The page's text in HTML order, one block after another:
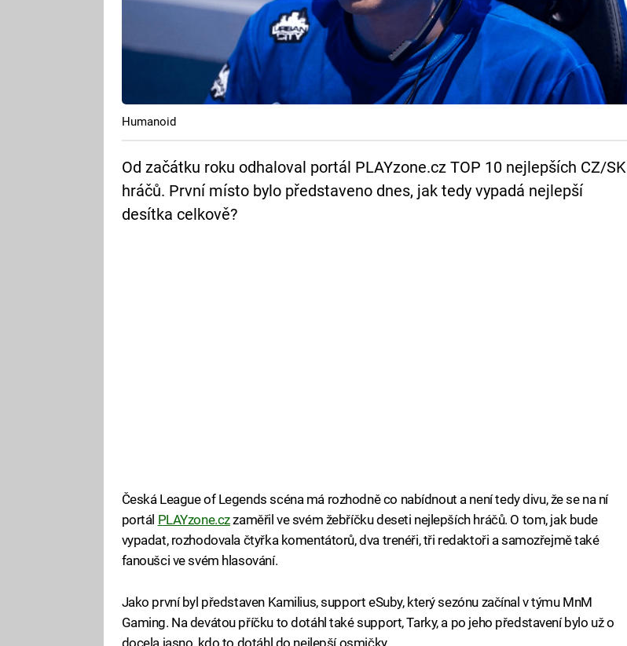
Humanoid
Od začátku roku odhaloval portál PLAYzone.cz TOP 10 nejlepších CZ/SK
hráčů. První místo bylo představeno dnes, jak tedy vypadá nejlepší
desítka celkově?
Česká League of Legends scéna má rozhodně co nabídnout a není tedy divu, že se na ní
portál PLAYzone.czzaměřil ve svém žebříčku deseti nejlepších hráčů. O tom, jak bude
vypadat, rozhodovala čtyřka komentátorů, dva trenéři, tři redaktoři a samozřejmě také
fanoušci ve svém hlasování.
Jako první byl představen Kamilius, support eSuby, který sezónu začínal v týmu MnM
Gaming. Na devátou příčku to dotáhl také support, Tarky, a po jeho představení bylo už o
docela jasno, kdo to dotáhl do nejlepší osmičky.